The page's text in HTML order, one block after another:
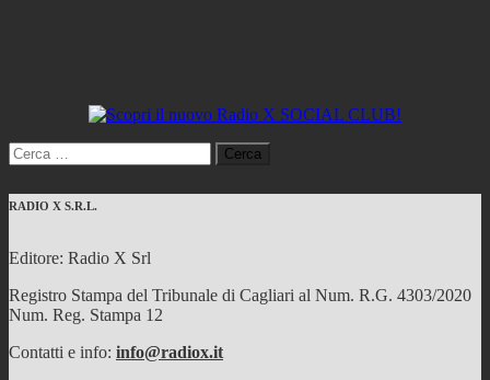
Ricerca
per:
RADIO X S.R.L.
Editore: Radio X Srl
Registro Stampa del Tribunale di Cagliari al Num. R.G. 4303/2020
Num. Reg. Stampa 12
Contatti e info: info@radiox.it